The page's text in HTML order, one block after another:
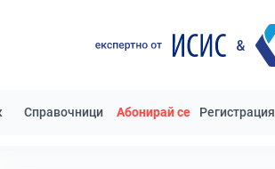
Справочници Абонирай се Регистрация